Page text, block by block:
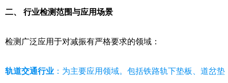
二、 行业检测范围与应用场景
检测广泛应用于对减振有严格要求的领域：
轨道交通行业 ：为主要应用领域。包括铁路轨下垫板、道岔垫